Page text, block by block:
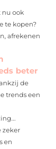
nu ook
te kopen?
afrekenen
beter
de
trends een
zeker
en